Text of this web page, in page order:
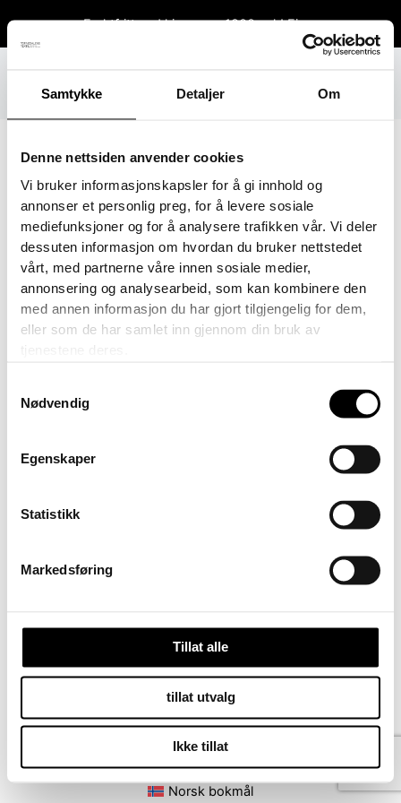
Samtykke Detaljer Om
Denne nettsiden anvender cookies
Vi bruker informasjonskapsler for å gi innhold og
annonser et personlig preg, for å levere sosiale
mediefunksjoner og for å analysere trafikken vår. Vi deler
dessuten informasjon om hvordan du bruker nettstedet
vårt, med partnerne våre innen sosiale medier,
annonsering og analysearbeid, som kan kombinere den
med annen informasjon du har gjort tilgjengelig for dem,
eller som de har samlet inn gjennom din bruk av
Nødvendig
Egenskaper
Statistikk
Markedsføring
Tillat alle
tillat utvalg
Ikke tillat
Fraktfritt ved kjøp over 1800 sek!Fjern
rett
til
fullsizeoutput_38b
Av Eva/30. januar 2018
PREVIOUS
Kontakt oss på
Vilkår for kjøp
Norsk bokmål